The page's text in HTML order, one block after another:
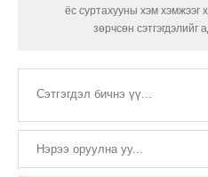
ёс суртахууны хэм хэмжээг
зөрчсөн сэтгэгдэлийг